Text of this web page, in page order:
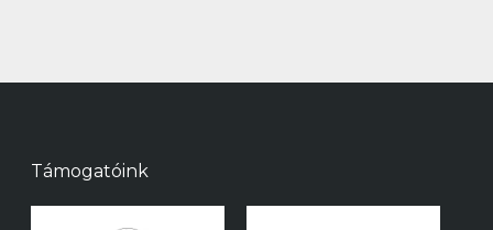
Támogatóink